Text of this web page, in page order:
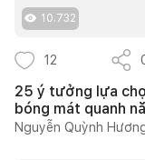
10.732
12
25 ý tưởng lựa
bóng mát quanh
Nguyễn Quỳnh